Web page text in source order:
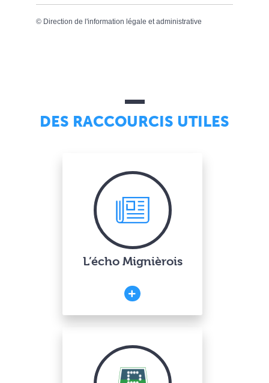
© Direction de l'information légale et administrative
DES RACCOURCIS UTILES
L’écho Mignièrois